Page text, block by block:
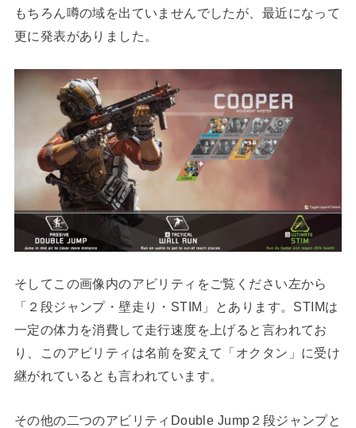
もちろん噂の域を出ていませんでしたが、最近になって
更に発表がありました。
そしてこの画像内のアビリティをご覧ください左から
「２段ジャンプ・壁走り・STIM」とあります。STIMは
一定の体力を消費して走行速度を上げると言われてお
り、このアビリティは名前を変えて「オクタン」に受け
継がれているとも言われています。
その他の二つのアビリティDouble Jump２段ジャンプと